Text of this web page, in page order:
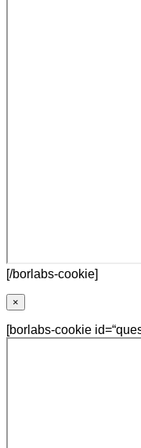
[/borlabs-cookie]
×
[borlabs-cookie